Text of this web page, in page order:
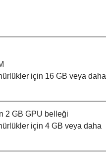
için 16 GB veya daha
2 GB GPU belleği
için 4 GB veya daha